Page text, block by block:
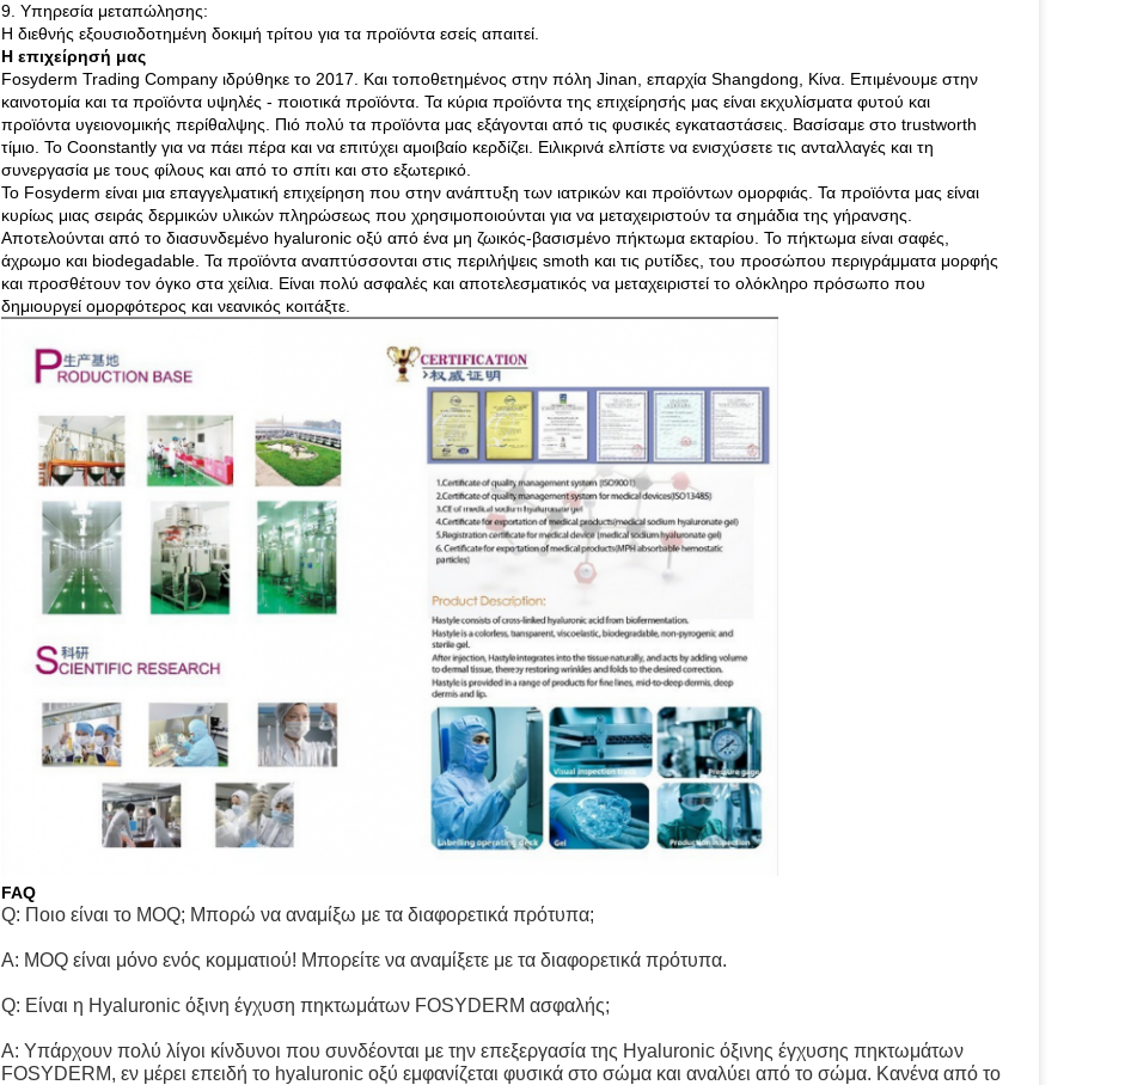
9. Υπηρεσία μεταπώλησης:
Η διεθνής εξουσιοδοτημένη δοκιμή τρίτου για τα προϊόντα εσείς απαιτεί.
Η επιχείρησή μας
Fosyderm Trading Company ιδρύθηκε το 2017. Και τοποθετημένος στην πόλη Jinan, επαρχία Shangdong, Κίνα. Επιμένουμε στην
καινοτομία και τα προϊόντα υψηλές - ποιοτικά προϊόντα. Τα κύρια προϊόντα της επιχείρησής μας είναι εκχυλίσματα φυτού και
προϊόντα υγειονομικής περίθαλψης. Πιό πολύ τα προϊόντα μας εξάγονται από τις φυσικές εγκαταστάσεις. Βασίσαμε στο trustworth
τίμιο. Το Coonstantly για να πάει πέρα και να επιτύχει αμοιβαίο κερδίζει. Ειλικρινά ελπίστε να ενισχύσετε τις ανταλλαγές και τη
συνεργασία με τους φίλους και από το σπίτι και στο εξωτερικό.
Το Fosyderm είναι μια επαγγελματική επιχείρηση που στην ανάπτυξη των ιατρικών και προϊόντων ομορφιάς. Τα προϊόντα μας είναι
κυρίως μιας σειράς δερμικών υλικών πληρώσεως που χρησιμοποιούνται για να μεταχειριστούν τα σημάδια της γήρανσης.
Αποτελούνται από το διασυνδεμένο hyaluronic οξύ από ένα μη ζωικός-βασισμένο πήκτωμα εκταρίου. Το πήκτωμα είναι σαφές,
άχρωμο και biodegadable. Τα προϊόντα αναπτύσσονται στις περιλήψεις smoth και τις ρυτίδες, του προσώπου περιγράμματα μορφής
και προσθέτουν τον όγκο στα χείλια. Είναι πολύ ασφαλές και αποτελεσματικός να μεταχειριστεί το ολόκληρο πρόσωπο που
δημιουργεί ομορφότερος και νεανικός κοιτάξτε.
FAQ
Q: Ποιο είναι το MOQ; Μπορώ να αναμίξω με τα διαφορετικά πρότυπα;
Α: MOQ είναι μόνο ενός κομματιού! Μπορείτε να αναμίξετε με τα διαφορετικά πρότυπα.
Q: Είναι η Hyaluronic όξινη έγχυση πηκτωμάτων FOSYDERM ασφαλής;
Α: Υπάρχουν πολύ λίγοι κίνδυνοι που συνδέονται με την επεξεργασία της Hyaluronic όξινης έγχυσης πηκτωμάτων
FOSYDERM, εν μέρει επειδή το hyaluronic οξύ εμφανίζεται φυσικά στο σώμα και αναλύει από το σώμα. Κανένα από το